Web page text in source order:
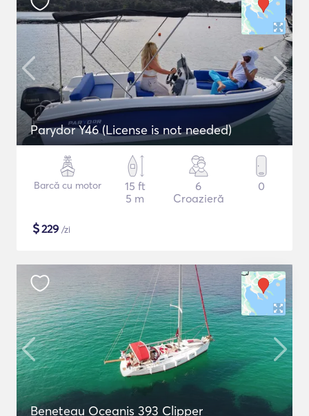
Parydor Y46 (License is not needed)
Barcă cu motor
15 ft
5 m
6
Croazieră
0
$229 /zi
Beneteau Oceanis 393 Clipper